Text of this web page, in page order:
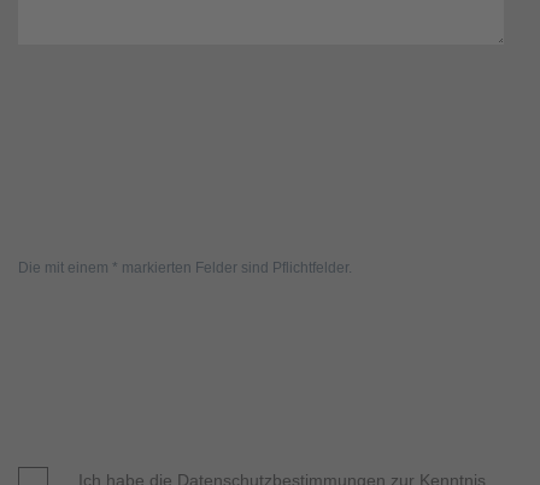
Die mit einem * markierten Felder sind Pflichtfelder.
Ich habe die Datenschutzbestimmungen zur Kenntnis